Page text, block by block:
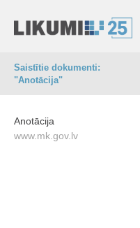
Saistītie dokumenti:
"Anotācija"
Anotācija
www.mk.gov.lv